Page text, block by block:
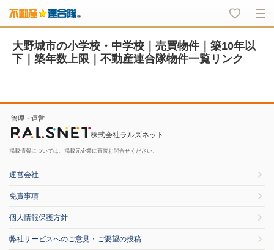
大野城市の小学校・中学校｜売買物件｜築10年以
下｜築年数上限｜不動産連合隊物件一覧リンク
管理・運営
株式会社ラルズネット
掲載情報については、掲載元企業に直接お問合せください。
運営会社
免責事項
個人情報保護方針
弊社サービスへのご意見・ご要望の投稿